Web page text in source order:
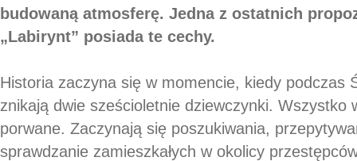
budowaną atmosferę. Jedna z ostatnich
„Labirynt” posiada te cechy.
Historia zaczyna się w momencie, kiedy podczas
znikają dwie sześcioletnie dziewczynki. Wszystko
porwane. Zaczynają się poszukiwania,
sprawdzanie zamieszkałych w okolicy